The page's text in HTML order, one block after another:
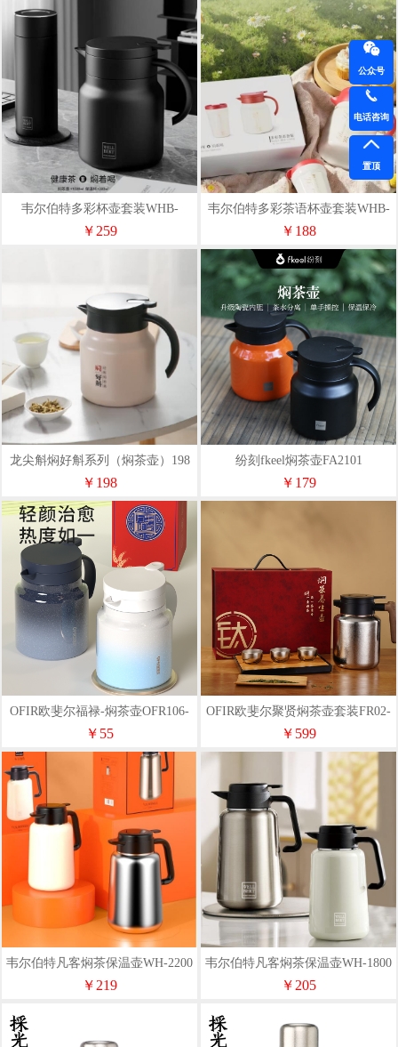
韦尔伯特多彩杯壶套装WHB-
10380
￥259
韦尔伯特多彩茶语杯壶套装WHB-
10400
￥188
龙尖斛焖好斛系列（焖茶壶）198
￥198
纷刻fkeel焖茶壶FA2101
￥179
OFIR欧斐尔福禄-焖茶壶OFR106-
1000
￥55
OFIR欧斐尔聚贤焖茶壶套装FR02-
TH1500（内外纯钛
￥599
韦尔伯特凡客焖茶保温壶WH-2200
￥219
韦尔伯特凡客焖茶保温壶WH-1800
￥205
公众号
电话咨询
置顶